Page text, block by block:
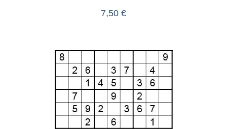
7,50 €